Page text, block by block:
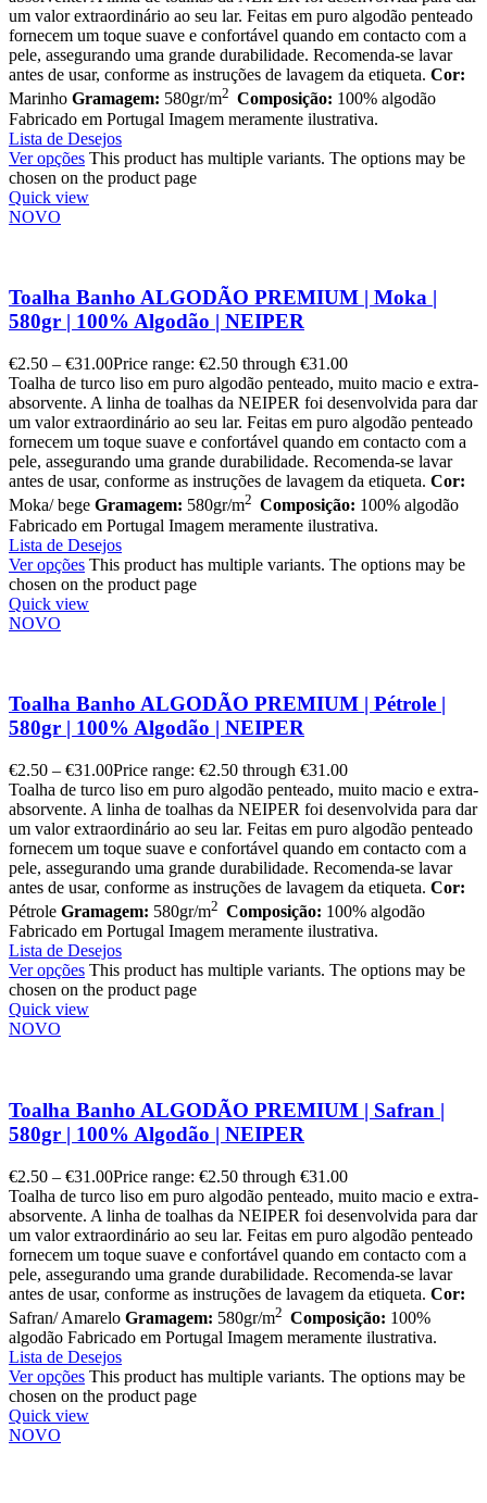
um valor extraordinário ao seu lar. Feitas em puro algodão penteado
fornecem um toque suave e confortável quando em contacto com a
pele, assegurando uma grande durabilidade. Recomenda-se lavar
antes de usar, conforme as instruções de lavagem da etiqueta. Cor:
Marinho Gramagem: 580gr/m2 Composição: 100% algodão
Fabricado em Portugal Imagem meramente ilustrativa.
Lista de Desejos
Ver opções This product has multiple variants. The options may be
chosen on the product page
Quick view
NOVO
Toalha Banho ALGODÃO PREMIUM | Moka |
580gr | 100% Algodão | NEIPER
€2.50 – €31.00Price range: €2.50 through €31.00
Toalha de turco liso em puro algodão penteado, muito macio e extra-
absorvente. A linha de toalhas da NEIPER foi desenvolvida para dar
um valor extraordinário ao seu lar. Feitas em puro algodão penteado
fornecem um toque suave e confortável quando em contacto com a
pele, assegurando uma grande durabilidade. Recomenda-se lavar
antes de usar, conforme as instruções de lavagem da etiqueta. Cor:
Moka/ bege Gramagem: 580gr/m2 Composição: 100% algodão
Fabricado em Portugal Imagem meramente ilustrativa.
Lista de Desejos
Ver opções This product has multiple variants. The options may be
chosen on the product page
Quick view
NOVO
Toalha Banho ALGODÃO PREMIUM | Pétrole |
580gr | 100% Algodão | NEIPER
€2.50 – €31.00Price range: €2.50 through €31.00
Toalha de turco liso em puro algodão penteado, muito macio e extra-
absorvente. A linha de toalhas da NEIPER foi desenvolvida para dar
um valor extraordinário ao seu lar. Feitas em puro algodão penteado
fornecem um toque suave e confortável quando em contacto com a
pele, assegurando uma grande durabilidade. Recomenda-se lavar
antes de usar, conforme as instruções de lavagem da etiqueta. Cor:
Pétrole Gramagem: 580gr/m2 Composição: 100% algodão
Fabricado em Portugal Imagem meramente ilustrativa.
Lista de Desejos
Ver opções This product has multiple variants. The options may be
chosen on the product page
Quick view
NOVO
Toalha Banho ALGODÃO PREMIUM | Safran |
580gr | 100% Algodão | NEIPER
€2.50 – €31.00Price range: €2.50 through €31.00
Toalha de turco liso em puro algodão penteado, muito macio e extra-
absorvente. A linha de toalhas da NEIPER foi desenvolvida para dar
um valor extraordinário ao seu lar. Feitas em puro algodão penteado
fornecem um toque suave e confortável quando em contacto com a
pele, assegurando uma grande durabilidade. Recomenda-se lavar
antes de usar, conforme as instruções de lavagem da etiqueta. Cor:
Safran/ Amarelo Gramagem: 580gr/m2 Composição: 100%
algodão Fabricado em Portugal Imagem meramente ilustrativa.
Lista de Desejos
Ver opções This product has multiple variants. The options may be
chosen on the product page
Quick view
NOVO